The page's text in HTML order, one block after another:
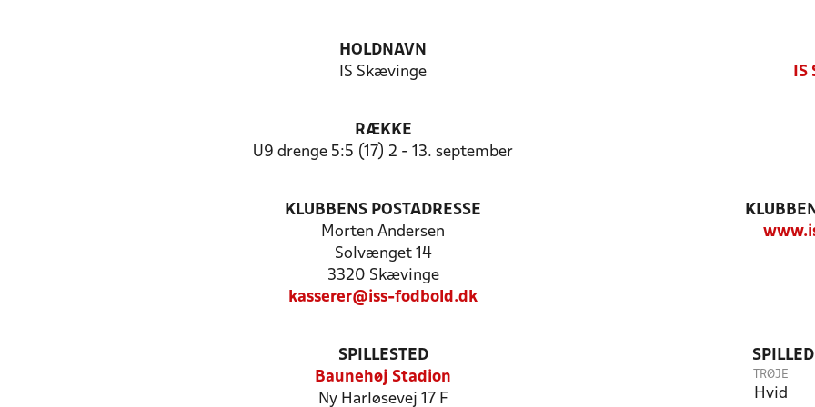
HOLDNAVN
IS Skævinge
RÆKKE
U9 drenge 5:5 (17) 2 - 13. september
KLUBBENS POSTADRESSE
Morten Andersen
Solvænget 14
3320 Skævinge
kasserer@iss-fodbold.dk
SPILLESTED
Baunehøj Stadion
Ny Harløsevej 17 F
TRØJE
Hvid